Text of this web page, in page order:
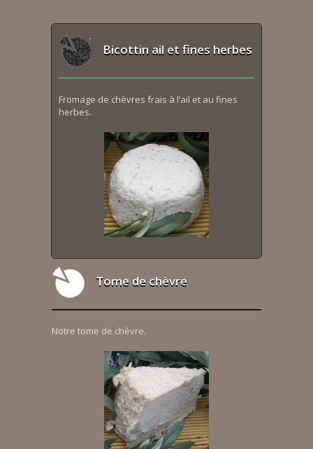
Bicottin ail et fines herbes
Fromage de chèvres frais à l’ail et au fines
herbes.
Tome de chèvre
Notre tome de chèvre.